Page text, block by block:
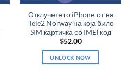
Отклучете го iPhone-от на
Tele2 Norway на која било
SIM картичка со IMEI код
$52.00
UNLOCK NOW